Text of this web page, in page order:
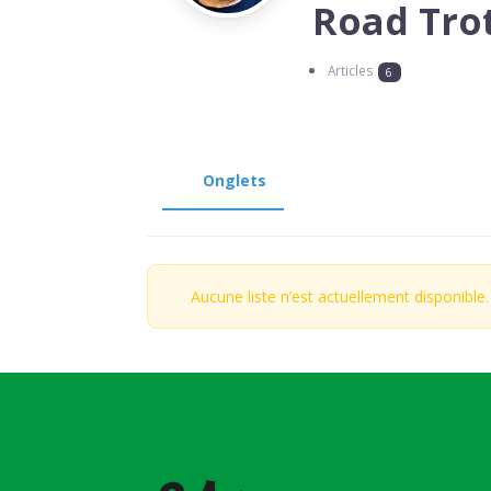
Road
Articles 6
Onglets
Aucune liste n’est actuellement disponible.